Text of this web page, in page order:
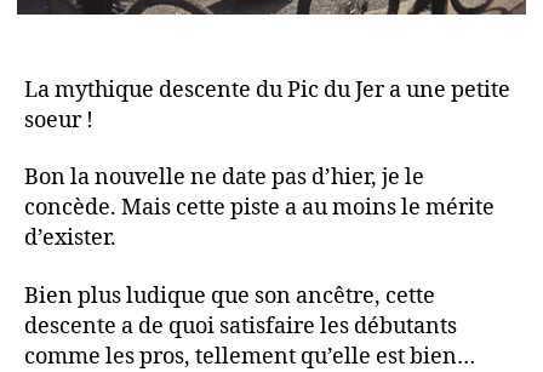
La mythique descente du Pic du Jer a une petite
soeur !
Bon la nouvelle ne date pas d’hier, je le
concède. Mais cette piste a au moins le mérite
d’exister.
Bien plus ludique que son ancêtre, cette
descente a de quoi satisfaire les débutants
comme les pros, tellement qu’elle est bien…